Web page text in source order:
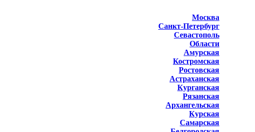
Москва
Санкт-Петербург
Севастополь
Области
Амурская
Костромская
Ростовская
Астраханская
Курганская
Рязанская
Архангельская
Курская
Самарская